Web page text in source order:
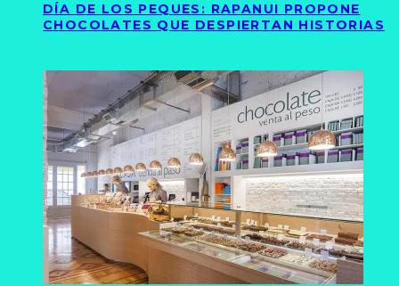
DÍA DE LOS PEQUES: RAPANUI PROPONE
CHOCOLATES QUE DESPIERTAN HISTORIAS